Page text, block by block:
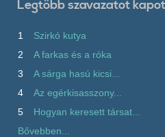
Legtöbb szavazatot
1
Szirkó kutya
2
A farkas és a róka
3
A sárga hasú kicsi...
4
Az egérkisasszony...
5
Hogyan keresett társat...
Bővebben...